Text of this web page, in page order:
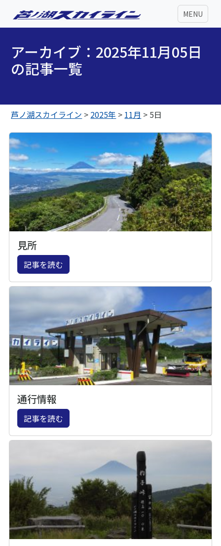
MENU
アーカイブ：2025年11月05日
の記事一覧
芦ノ湖スカイライン > 2025年 > 11月 > 5日
見所
記事を読む
通行情報
記事を読む